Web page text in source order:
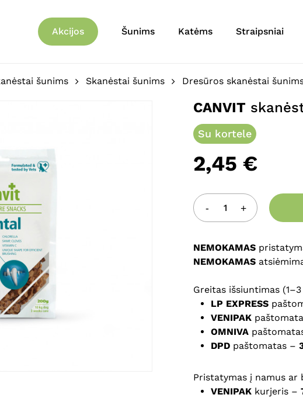
Akcijos Šunims Katėms Straipsniai
šunims Skanėstai šunims Dresūros skanėstai
CANVIT
Su kortele
2,45 €
NEMOKAMAS
NEMOKAMAS
Greitas išsiuntimas
LP EXPRESS
VENIPAK
OMNIVA
DPD paštomatas –
Pristatymas į namus ar
VENIPAK kurjeris –
Būkite pirmas
Jūsų įvertinimas*
Jūsų atsiliepimas*
puslapį, kad jų
komentarą.